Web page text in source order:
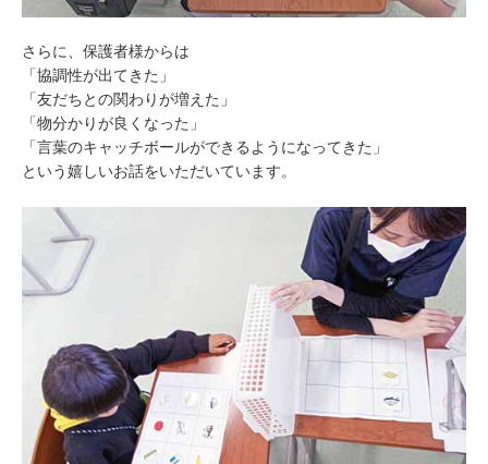
さらに、保護者様からは
「協調性が出てきた」
「友だちとの関わりが増えた」
「物分かりが良くなった」
「言葉のキャッチボールができるようになってきた」
という嬉しいお話をいただいています。